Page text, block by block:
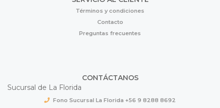
Términos y condiciones
Contacto
Preguntas frecuentes
CONTÁCTANOS
Sucursal de La Florida
Fono Sucursal La Florida +56 9 8288 8692